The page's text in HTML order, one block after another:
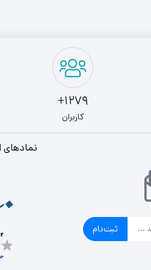
1279+
کاربران
ثبت‌نام
نمادهای